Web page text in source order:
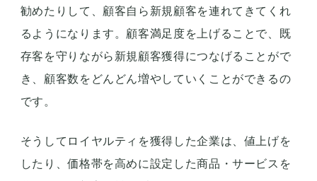
勧めたりして、顧客自ら新規顧客を連れてきてくれ
るようになります。顧客満足度を上げることで、既
存客を守りながら新規顧客獲得につなげることがで
き、顧客数をどんどん増やしていくことができるの
です。
そうしてロイヤルティを獲得した企業は、値上げを
したり、価格帯を高めに設定した商品・サービスを